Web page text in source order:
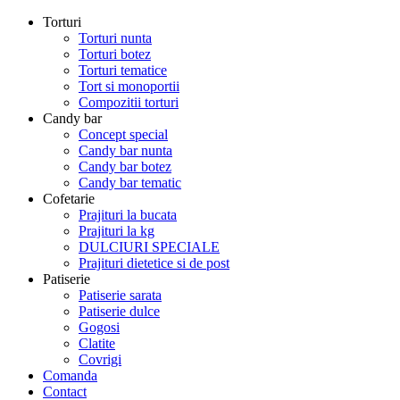
Torturi
Torturi nunta
Torturi botez
Torturi tematice
Tort si monoportii
Compozitii torturi
Candy bar
Concept special
Candy bar nunta
Candy bar botez
Candy bar tematic
Cofetarie
Prajituri la bucata
Prajituri la kg
DULCIURI SPECIALE
Prajituri dietetice si de post
Patiserie
Patiserie sarata
Patiserie dulce
Gogosi
Clatite
Covrigi
Comanda
Contact